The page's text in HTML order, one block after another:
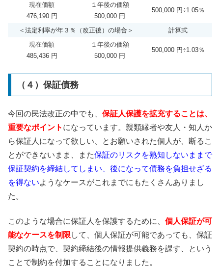
現在価額
476,190 円
１年後の価額
500,000 円
500,000 円÷1.05％
＜法定利率が年３％（改正後）の場合＞
計算式
現在価額
485,436 円
１年後の価額
500,000 円
500,000 円÷1.03％
（４）保証債務
今回の民法改正の中でも、 保証人保護を拡充することは、
重要なポイント になっています。親類縁者や友人・知人か
ら保証人になって欲しい、とお願いされた個人が、断るこ
とができないまま、また保証のリスクを熟知しないままで
保証契約を締結してしまい、後になって債務を負担せざる
を得ないようなケースがこれまでにもたくさんありまし
た。
このような場合に保証人を保護するために、 個人保証が可
能なケースを制限 して、個人保証が可能であっても、保証
契約の時点で、契約締結後の情報提供義務を課す、という
ことで制約を付加することになりました。